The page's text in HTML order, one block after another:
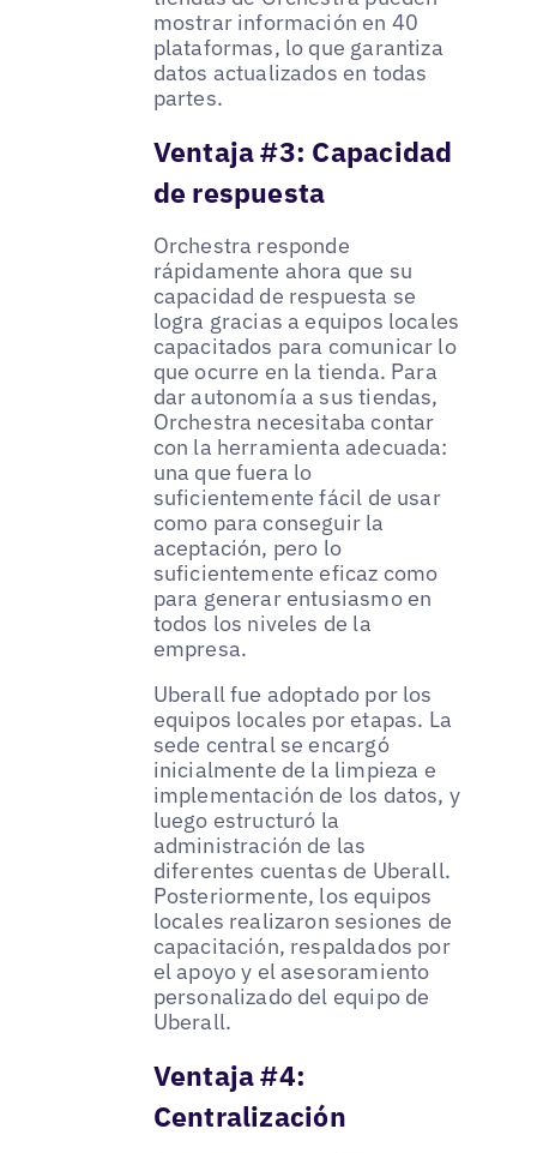
mostrar información en 40
plataformas, lo que garantiza
datos actualizados en todas
partes.
Ventaja #3: Capacidad
de respuesta
Orchestra responde
rápidamente ahora que su
capacidad de respuesta se
logra gracias a equipos locales
capacitados para comunicar lo
que ocurre en la tienda. Para
dar autonomía a sus tiendas,
Orchestra necesitaba contar
con la herramienta adecuada:
una que fuera lo
suficientemente fácil de usar
como para conseguir la
aceptación, pero lo
suficientemente eficaz como
para generar entusiasmo en
todos los niveles de la
empresa.
Uberall fue adoptado por los
equipos locales por etapas. La
sede central se encargó
inicialmente de la limpieza e
implementación de los datos, y
luego estructuró la
administración de las
diferentes cuentas de Uberall.
Posteriormente, los equipos
locales realizaron sesiones de
capacitación, respaldados por
el apoyo y el asesoramiento
personalizado del equipo de
Uberall.
Ventaja #4:
Centralización